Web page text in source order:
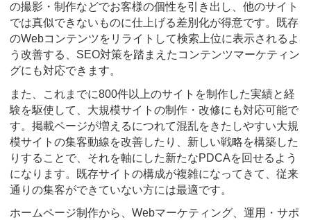
の撮影・制作などでお客様の個性を引き出し、他のサイト
では真似できないものに仕上げる差別化が得意です。既存
のWebコンテンツをリライトして検索上位に表示されるよ
う改善する、SEO対策を踏まえたコンテンツマーケティン
グにも対応できます。
また、これまでに800件以上のサイトを制作した実績と経
験を駆使して、大規模サイトの制作・改修にも対応可能で
す。掲載ページが増えるにつれて混乱をきたしやすい大規
模サイトの集客動線を改善したり、新しい戦略を構築した
りすることで、それを軸にした新たなPDCAを回せるよう
になります。既存サイトの構成が複雑になってきて、従来
通りの集客ができていない方には最適です。
ホームページ制作から、Webマーケティング、運用・サポ